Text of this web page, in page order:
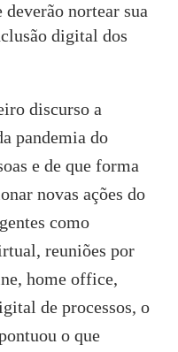
nortear sua
digital dos
discurso a
pandemia do
e de que forma
novas ações do
como
reuniões por
home office,
de processos, o
o que